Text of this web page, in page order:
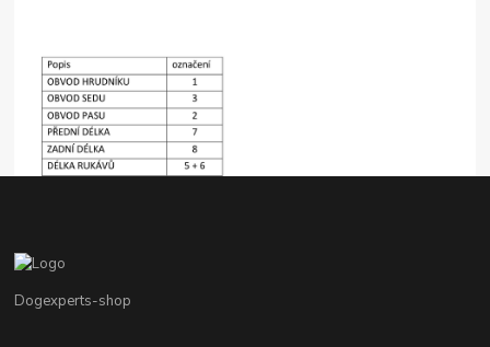
Dogexperts-shop